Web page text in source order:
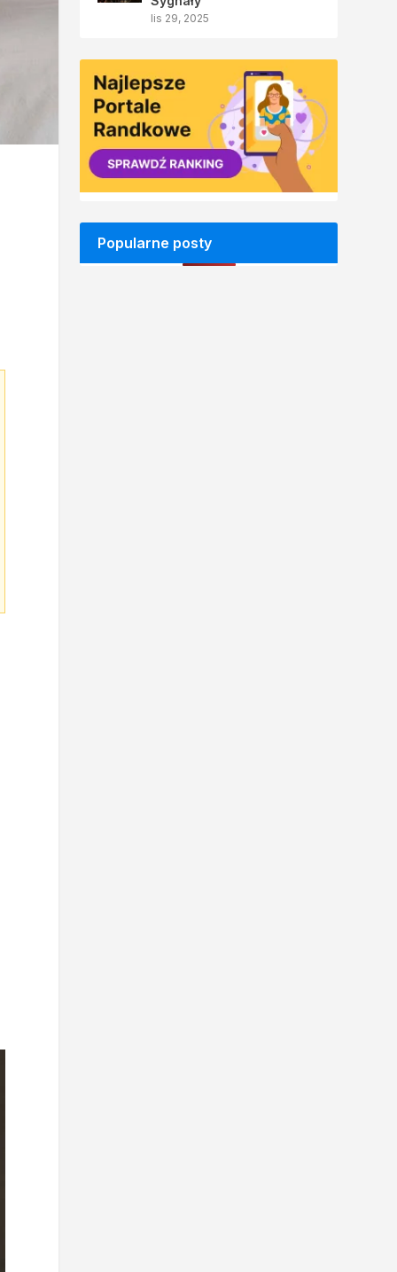
lis 29, 2025
Popularne posty